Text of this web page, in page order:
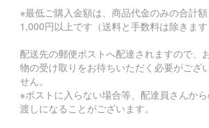
※最低ご購入金額は、商品代金のみの合計額
1,000円以上です（送料と手数料は除きます
配送先の郵便ポストへ配達されますので、
物の受け取りをお待ちいただく必要がござ
せん。
※ポストに入らない場合等、配達員さんか
渡しになることがございます。